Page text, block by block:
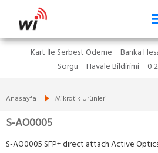
Kart İle Serbest Ödeme Banka
Sorgu
Havale Bildirimi 0
Anasayfa Mikrotik Ürünleri
S-AO0005
S-AO0005 SFP+ direct attach Active